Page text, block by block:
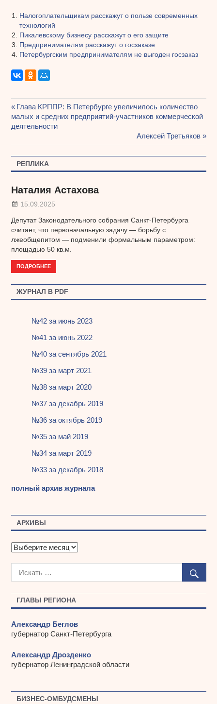
Налогоплательщикам расскажут о пользе современных
технологий
Пикалевскому бизнесу расскажут о его защите
Предпринимателям расскажут о госзаказе
Петербургским предпринимателям не выгоден госзаказ
Навигация
по
записям
Предыдущая
запись:
Глава КРППР: В Петербурге увеличилось количество
малых и средних предприятий-участников коммерческой
деятельности
Следующая
запись:
Алексей Третьяков
ГЛАВЫ РЕГИОНА
Александр Беглов
губернатор Санкт-Петербурга
Александр Дрозденко
губернатор Ленинградской области
БИЗНЕС-ОМБУДСМЕНЫ
РЕПЛИКА
Наталия Астахова
15.09.2025
Депутат Законодательного собрания Санкт-Петербурга
считает, что первоначальную задачу — борьбу с
лжеобщепитом — подменили формальным параметром:
площадью 50 кв.м.
ПОДРОБНЕЕ
ЖУРНАЛ В PDF
№42 за июнь 2023
№41 за июнь 2022
№40 за сентябрь 2021
№39 за март 2021
№38 за март 2020
№37 за декабрь 2019
№36 за октябрь 2019
№35 за май 2019
№34 за март 2019
№33 за декабрь 2018
полный архив журнала
АРХИВЫ
А
х
ы